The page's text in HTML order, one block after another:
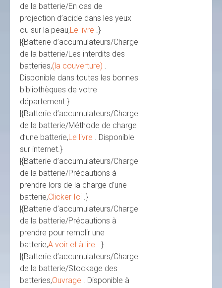
de la batterie/En cas de
projection d’acide dans les yeux
ou sur la peau,Le livre .}
|{Batterie d’accumulateurs/Charge
de la batterie/Les interdits des
batteries,(la couverture)
Disponible dans toutes les bonnes
bibliothèques de votre
département.}
|{Batterie d’accumulateurs/Charge
de la batterie/Méthode de charge
d’une batterie,Le livre
. Disponible
sur internet.}
|{Batterie d’accumulateurs/Charge
de la batterie/Précautions à
prendre lors de la charge d’une
batterie,Clicker Ici .}
|{Batterie d’accumulateurs/Charge
de la batterie/Précautions à
prendre pour remplir une
batterie,A voir et à lire.
.}
|{Batterie d’accumulateurs/Charge
de la batterie/Stockage des
batteries,Ouvrage
. Disponible à